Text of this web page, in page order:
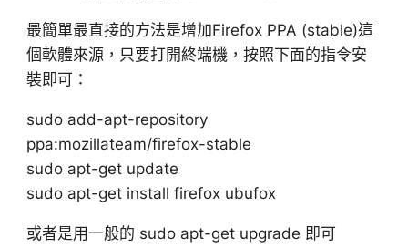
最簡單最直接的方法是增加Firefox PPA (stable)這
個軟體來源，只要打開終端機，按照下面的指令安
裝即可：
sudo add-apt-repository
ppa:mozillateam/firefox-stable
sudo apt-get update
sudo apt-get install firefox ubufox
或者是用一般的 sudo apt-get upgrade 即可